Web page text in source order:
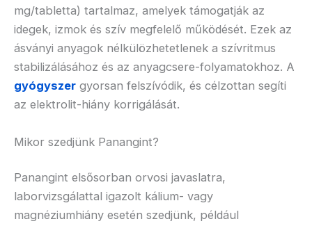
mg/tabletta) tartalmaz, amelyek támogatják az
idegek, izmok és szív megfelelő működését. Ezek az
ásványi anyagok nélkülözhetetlenek a szívritmus
stabilizálásához és az anyagcsere-folyamatokhoz. A
gyógyszer gyorsan felszívódik, és célzottan segíti
az elektrolit-hiány korrigálását.
Mikor szedjünk Panangint?
Panangint elsősorban orvosi javaslatra,
laborvizsgálattal igazolt kálium- vagy
magnéziumhiány esetén szedjünk, például